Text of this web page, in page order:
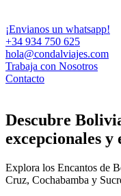
¡Envianos un whatsapp!
+34 934 750 625
hola@condalviajes.com
Trabaja con Nosotros
Contacto
Descubre
excepcionales
Explora los Encantos de
Cruz, Cochabamba y